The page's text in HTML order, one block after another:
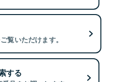
覧いただけます。
する